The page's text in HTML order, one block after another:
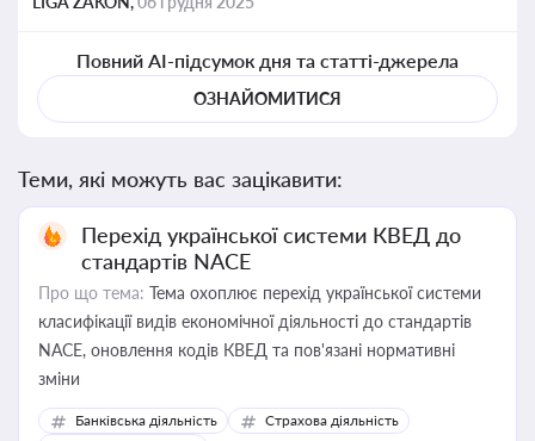
Повний AI-підсумок дня та статті-джерела
ОЗНАЙОМИТИСЯ
Теми, які можуть вас зацікавити:
Перехід української системи КВЕД до
стандартів NACE
Про що тема: Тема охоплює перехід української системи
класифікації видів економічної діяльності до стандартів
NACE, оновлення кодів КВЕД та пов'язані нормативні
зміни
Банківська діяльність
Страхова діяльність